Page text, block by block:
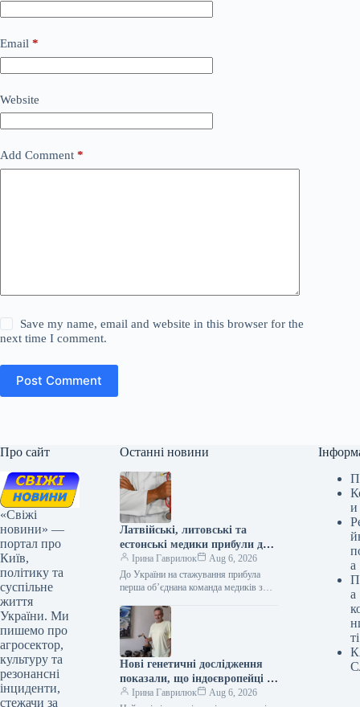
Email *
Website
Add Comment *
Save my name, email and website in this browser for the
next time I comment.
Post Comment
Про сайт
«Свіжі
новини» —
портал про
Київ,
політику та
суспільне
життя
України. Ми
пишемо про
агросектор,
культуру та
резонансні
інциденти,
стежачи за
Останні новини
Латвійські, литовські та
естонські медики прибули до
України на стажування
Ірина Гаврилюк
Aug 6, 2026
До України на стажування прибула
перша об’єднана команда медиків з
Укрінформ Перша спільна місія
лікарів із…
Нові генетичні дослідження
показали, що індоєвропейці є
предками українців – зазначає
Ірина Гаврилюк
Aug 6, 2026
и
а
а
ті